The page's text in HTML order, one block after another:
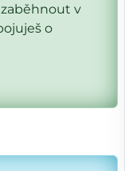
zaběhnout v
o